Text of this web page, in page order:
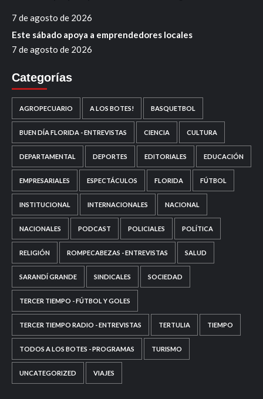
7 de agosto de 2026
Este sábado apoya a emprendedores locales
7 de agosto de 2026
Categorías
AGROPECUARIO A LOS BOTES! BASQUETBOL
BUEN DÍA FLORIDA - ENTREVISTAS CIENCIA CULTURA
DEPARTAMENTAL DEPORTES EDITORIALES EDUCACIÓN
EMPRESARIALES ESPECTÁCULOS FLORIDA FÚTBOL
INSTITUCIONAL INTERNACIONALES NACIONAL
NACIONALES PODCAST POLICIALES POLÍTICA
RELIGIÓN ROMPECABEZAS - ENTREVISTAS SALUD
SARANDÍ GRANDE SINDICALES SOCIEDAD
TERCER TIEMPO - FÚTBOL Y GOLES
TERCER TIEMPO RADIO - ENTREVISTAS TERTULIA TIEMPO
TODOS A LOS BOTES - PROGRAMAS TURISMO
UNCATEGORIZED VIAJES